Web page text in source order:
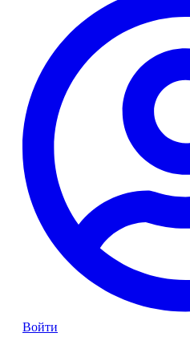
Войти